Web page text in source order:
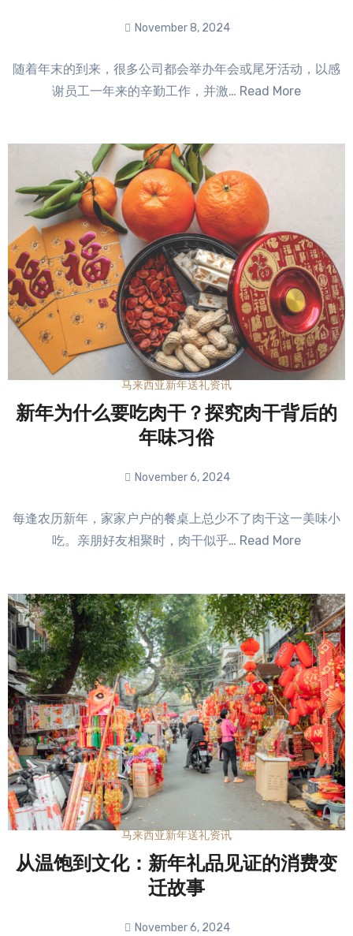
November 8, 2024
Comments
随着年末的到来，很多公司都会举办年会或尾牙活动，以感
谢员工一年来的辛勤工作，并激… Read More
马来西亚新年送礼资讯
新年为什么要吃肉干？探究肉干背后的
年味习俗
November 6, 2024
Comments
每逢农历新年，家家户户的餐桌上总少不了肉干这一美味小
吃。亲朋好友相聚时，肉干似乎… Read More
马来西亚新年送礼资讯
从温饱到文化：新年礼品见证的消费变
迁故事
November 6, 2024